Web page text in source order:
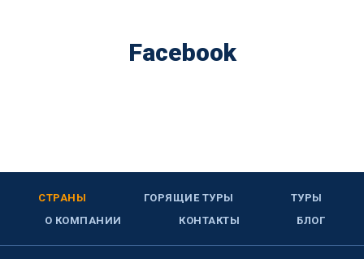
Facebook
СТРАНЫ ГОРЯЩИЕ ТУРЫ
ТУРЫ
О КОМПАНИИ
КОНТАКТЫ БЛОГ